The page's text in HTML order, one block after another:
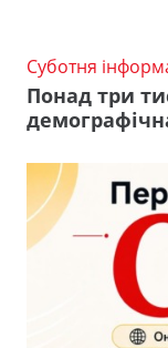
Суботня
Понад три